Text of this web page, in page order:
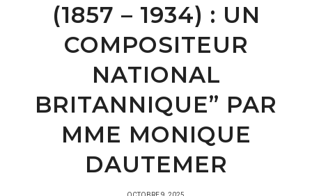
(1857 – 1934) : UN
COMPOSITEUR
NATIONAL
BRITANNIQUE” PAR
MME MONIQUE
DAUTEMER